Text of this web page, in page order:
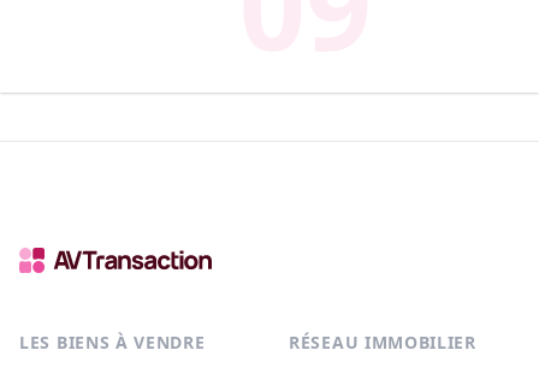
LES BIENS À VENDRE RÉSEAU IMMOBILIER